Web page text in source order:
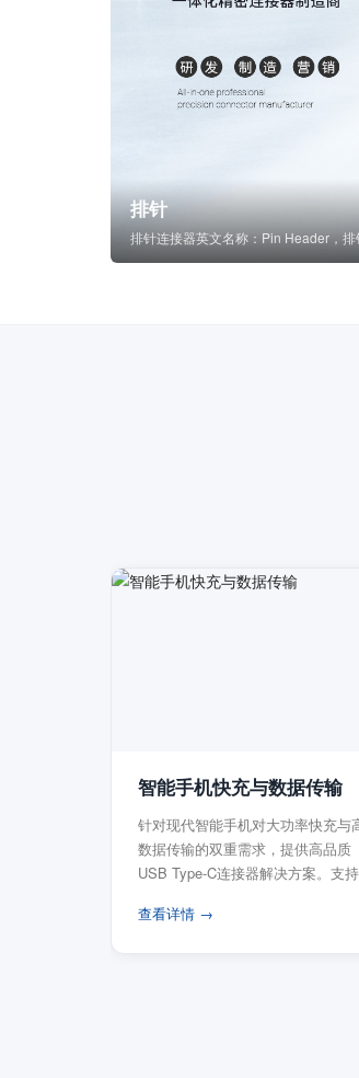
排针
排针连接器英文名称：Pin Header，排
智能手机快充与数据传输
针对现代智能手机对大功率快充与
数据传输的双重需求，提供高品质
USB Type-C连接器解决方案。支持
查看详情 →